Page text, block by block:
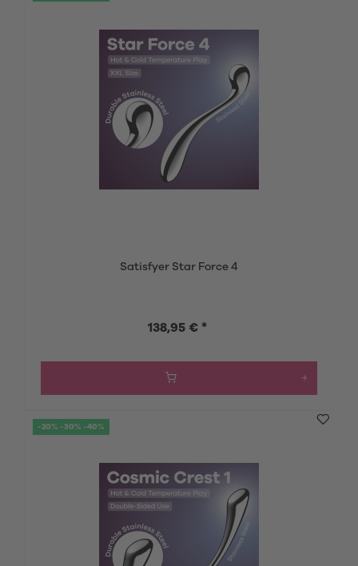
Satisfyer Star Force 4
138,95 € *
-20% -30% -40%